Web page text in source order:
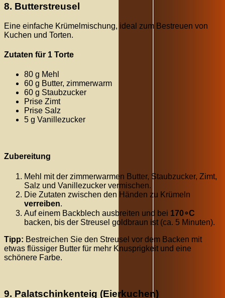
8. Butterstreusel
Eine einfache Krümelmischung, ideal zum Bestreuen von
Kuchen und Torten.
Zutaten für 1 Torte
80 g Mehl
60 g Butter, zimmerwarm
60 g Staubzucker
Prise Zimt
Prise Salz
5 g Vanillezucker
Zubereitung
Mehl mit der zimmerwarmen Butter, Staubzucker, Zimt,
Salz und Vanillezucker vermischen.
Die Zutaten zwischen den Händen zu Krümeln
verreiben.
Auf einem Backblech ausbreiten und bei 170∘C
backen, bis der Streusel goldbraun ist (ca. 5 Minuten).
Tipp: Bestreichen Sie den Streusel vor dem Backen mit
etwas flüssiger Butter für mehr Knusprigkeit und eine
schönere Farbe.
9. Palatschinkenteig (Eierkuchen)